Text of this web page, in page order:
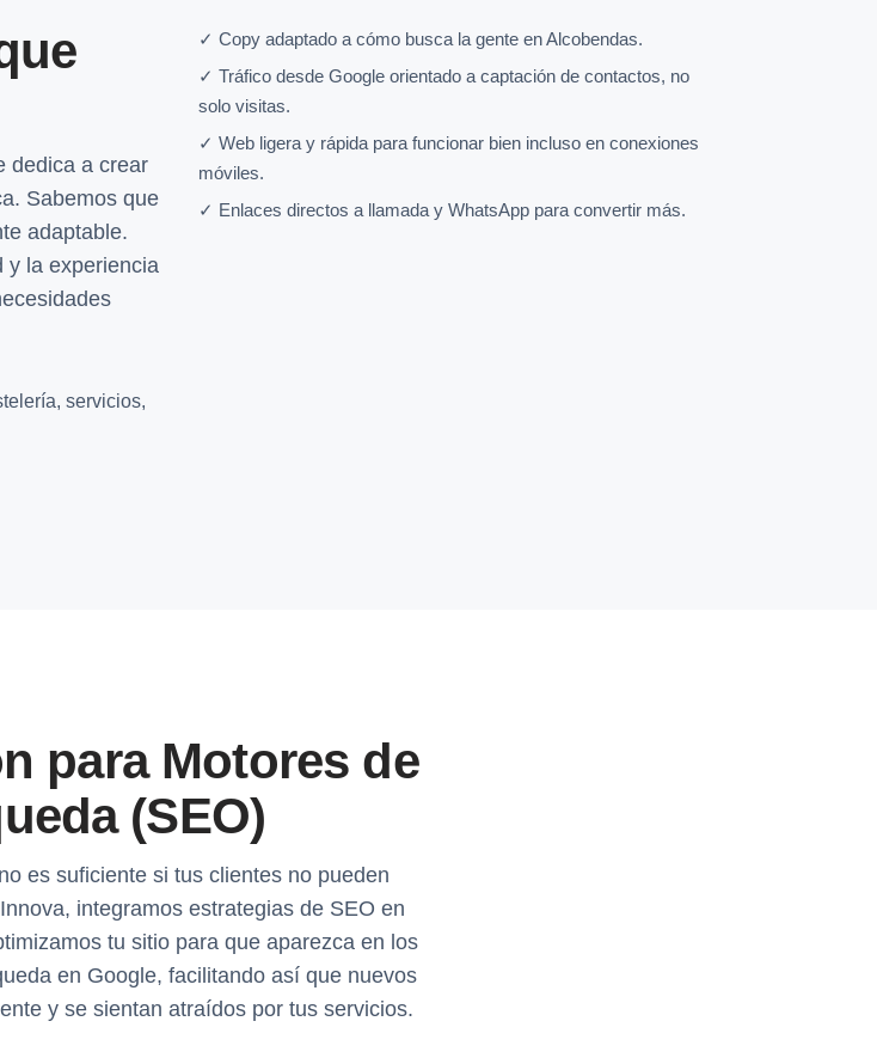
dedica a crear
Sabemos que
adaptable.
y la experiencia
servicios,
✓ Copy adaptado a cómo busca la gente en Alcobendas.
✓ Tráfico desde Google orientado a captación de contactos, no
solo visitas.
✓ Web ligera y rápida para funcionar bien incluso en conexiones
móviles.
✓ Enlaces directos a llamada y WhatsApp para convertir más.
para Motores de
(SEO)
es suficiente si tus clientes no pueden
integramos estrategias de SEO en
tu sitio para que aparezca en los
en Google, facilitando así que nuevos
y se sientan atraídos por tus servicios.